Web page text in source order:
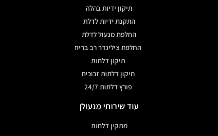
תיקון ידיות בהלה
התקנת ידיות לדלת
החלפת מנעול לדלת
החלפת צילינדר רב בריח
תיקון דלתות
תיקון דלתות זכוכית
פורץ דלתות 24/7
עוד שירותי מנעולן
מתקין דלתות